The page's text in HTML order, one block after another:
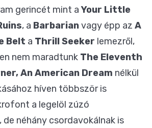
gerincét mint a Your Little
, a Barbarianvagy épp az A
Belt a Thrill Seeker lemezről,
nem maradtunk The Eleventh
An American Dream nélkül
híven többször is
a legelöl zúzó
de néhány csordavokálnak is